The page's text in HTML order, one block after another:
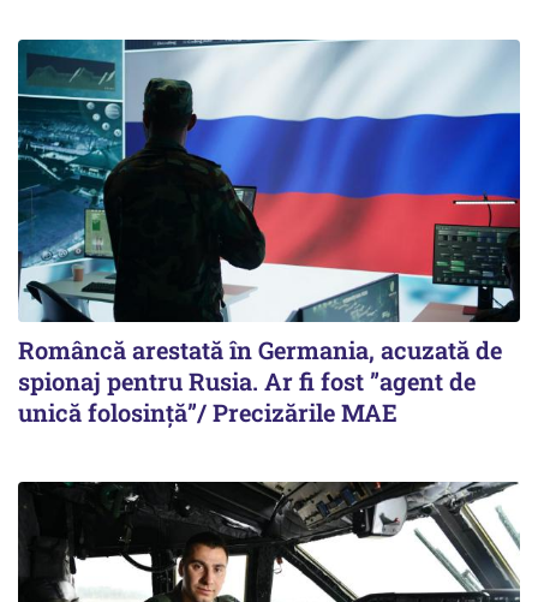
Româncă arestată în Germania, acuzată de
spionaj pentru Rusia. Ar fi fost ”agent de
unică folosință”/ Precizările MAE